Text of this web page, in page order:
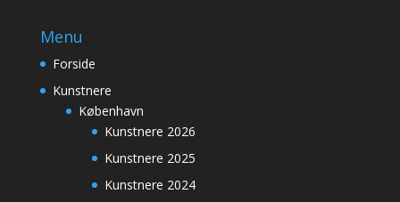
Menu
Forside
Kunstnere
København
Kunstnere 2026
Kunstnere 2025
Kunstnere 2024